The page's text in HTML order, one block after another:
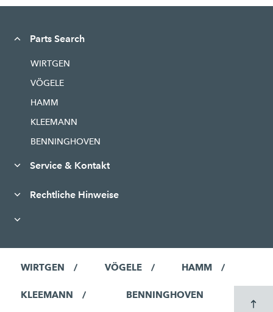
Parts Search
WIRTGEN
VÖGELE
HAMM
KLEEMANN
BENNINGHOVEN
Service & Kontakt
Rechtliche Hinweise
WIRTGEN VÖGELE HAMM
KLEEMANN BENNINGHOVEN